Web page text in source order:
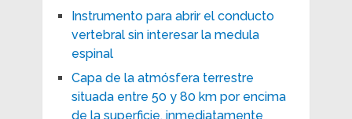
Instrumento para abrir el conducto
vertebral sin interesar la medula
espinal
Capa de la atmósfera terrestre
situada entre 50 y 80 km por encima
de la superficie, inmediatamente